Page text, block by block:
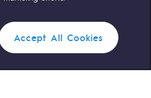
133 400
Accept All Cookies